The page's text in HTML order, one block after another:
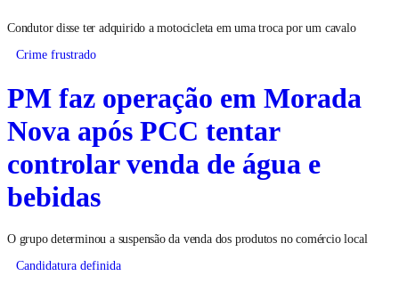
Condutor disse ter adquirido a motocicleta em uma troca por um cavalo
Crime frustrado
PM faz operação em Morada
Nova após PCC tentar
controlar venda de água e
bebidas
O grupo determinou a suspensão da venda dos produtos no comércio local
Candidatura definida